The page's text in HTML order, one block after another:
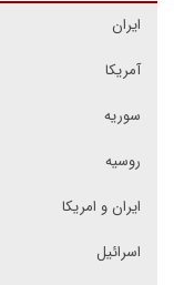
ایران
آمریکا
سوریه
روسیه
ایران و امریکا
اسرائیل